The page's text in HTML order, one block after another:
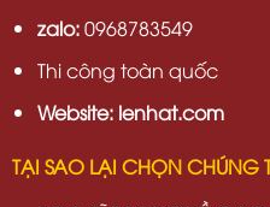
zalo:0968783549
Thi công toàn quốc
Website: lenhat.com
TẠI SAO LẠI CHỌN CHÚNG